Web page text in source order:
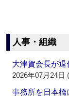
人事・組織
大津賀会長が
2026年07月24日
事務所を日本